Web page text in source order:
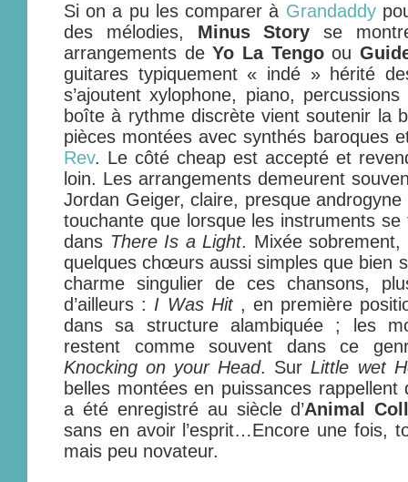
Si on a pu les comparer à Grandaddy
des mélodies, Minus Story se
arrangements deYo La Tengoou
guitares typiquement « indé » hérité
s’ajoutent xylophone, piano,
boîte à rythme discrète vient soutenir la
pièces montées avec synthés baroques
Rev. Le côté cheap est accepté et
loin. Les arrangements demeurent
Jordan Geiger, claire, presque
touchante que lorsque les instruments
dans There Is a Light. Mixée sobrement,
quelques chœurs aussi simples que bien
charme singulier de ces chansons,
d’ailleurs : I Was Hit, en première
dans sa structure alambiquée ; les
restent comme souvent dans ce
Knocking on your Head. Sur Little wet
belles montées en puissances
a été enregistré au siècle d’Animal
sans en avoir l’esprit…Encore une fois,
mais peu novateur.